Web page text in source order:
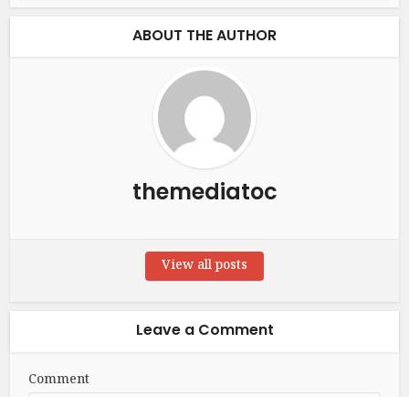
ABOUT THE AUTHOR
themediatoc
View all posts
Leave a Comment
Comment